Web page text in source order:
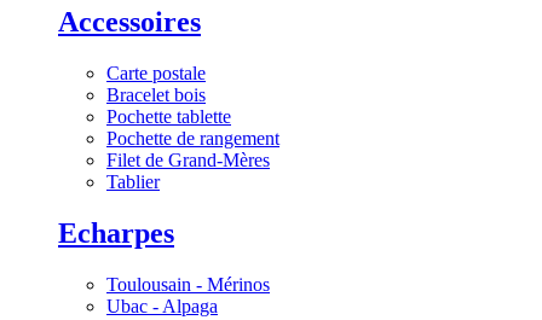
Accessoires
Carte postale
Bracelet bois
Pochette tablette
Pochette de rangement
Filet de Grand-Mères
Tablier
Echarpes
Toulousain - Mérinos
Ubac - Alpaga